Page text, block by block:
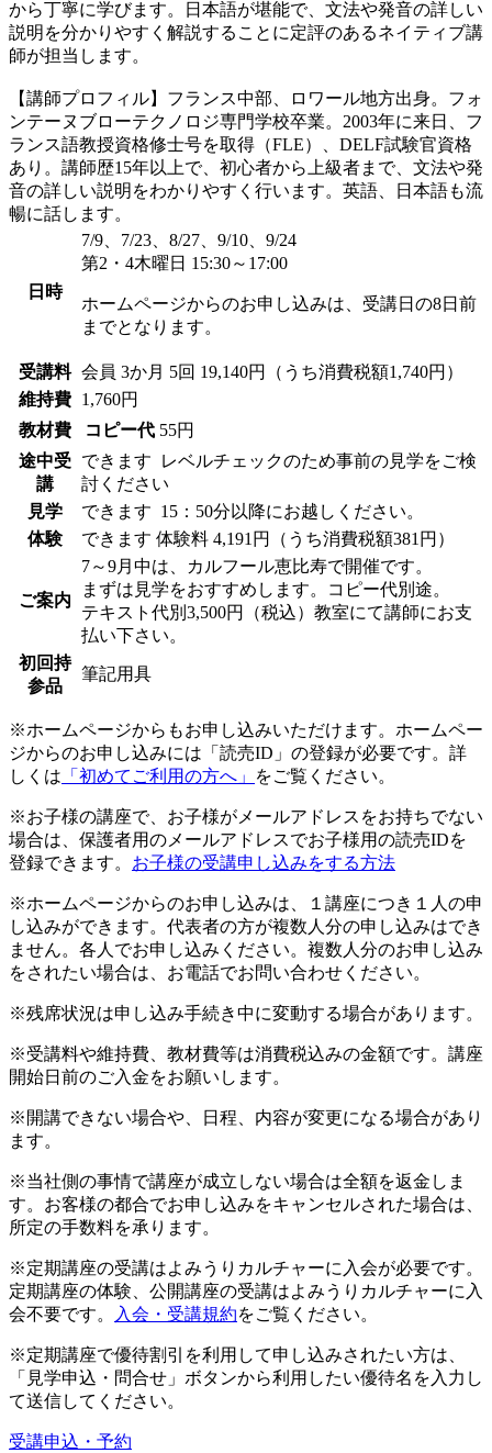
から丁寧に学びます。日本語が堪能で、文法や発音の詳しい
説明を分かりやすく解説することに定評のあるネイティブ講
師が担当します。
【講師プロフィル】フランス中部、ロワール地方出身。フォ
ンテーヌブローテクノロジ専門学校卒業。2003年に来日、フ
ランス語教授資格修士号を取得（FLE）、DELF試験官資格
あり。講師歴15年以上で、初心者から上級者まで、文法や発
音の詳しい説明をわかりやすく行います。英語、日本語も流
暢に話します。
日時
7/9、7/23、8/27、9/10、9/24
第2・4木曜日 15:30～17:00
ホームページからのお申し込みは、受講日の8日前
までとなります。
受講料 会員 3か月 5回 19,140円（うち消費税額1,740円）
維持費
1,760円
教材費
コピー代 55円
途中受
講
できます
レベルチェックのため事前の見学をご検
討ください
見学
できます 15：50分以降にお越しください。
体験
できます 体験料 4,191円（うち消費税額381円）
ご案内
7～9月中は、カルフール恵比寿で開催です。
まずは見学をおすすめします。コピー代別途。
テキスト代別3,500円（税込）教室にて講師にお支
払い下さい。
初回持
参品
筆記用具
※ホームページからもお申し込みいただけます。ホームペー
ジからのお申し込みには「読売ID」の登録が必要です。詳
しくは 「初めてご利用の方へ」 をご覧ください。
※お子様の講座で、お子様がメールアドレスをお持ちでない
場合は、保護者用のメールアドレスでお子様用の読売IDを
登録できます。 お子様の受講申し込みをする方法
※ホームページからのお申し込みは、１講座につき１人の申
し込みができます。代表者の方が複数人分の申し込みはでき
ません。各人でお申し込みください。複数人分のお申し込み
をされたい場合は、お電話でお問い合わせください。
※残席状況は申し込み手続き中に変動する場合があります。
※受講料や維持費、教材費等は消費税込みの金額です。講座
開始日前のご入金をお願いします。
※開講できない場合や、日程、内容が変更になる場合があり
ます。
※当社側の事情で講座が成立しない場合は全額を返金しま
す。お客様の都合でお申し込みをキャンセルされた場合は、
所定の手数料を承ります。
※定期講座の受講はよみうりカルチャーに入会が必要です。
定期講座の体験、公開講座の受講はよみうりカルチャーに入
会不要です。
入会・受講規約をご覧ください。
※定期講座で優待割引を利用して申し込みされたい方は、
「見学申込・問合せ」ボタンから利用したい優待名を入力し
て送信してください。
受講申込・予約